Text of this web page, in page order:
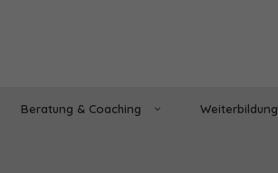
Beratung & Coaching Weiterbildung